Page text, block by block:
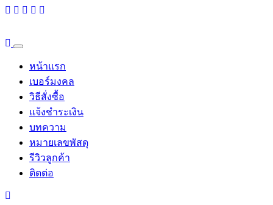
หน้าแรก
เบอร์มงคล
วิธีสั่งซื้อ
แจ้งชำระเงิน
บทความ
หมายเลขพัสดุ
รีวิวลูกค้า
ติดต่อ